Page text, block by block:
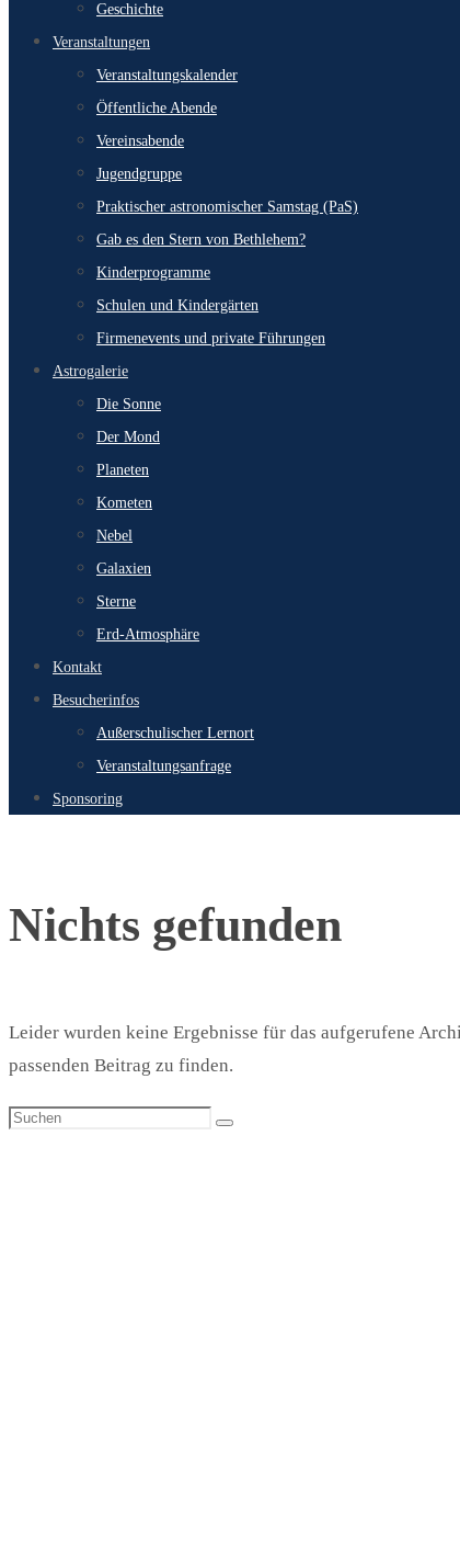
Geschichte
Veranstaltungen
Veranstaltungskalender
Öffentliche Abende
Vereinsabende
Jugendgruppe
Praktischer astronomischer Samstag (PaS)
Gab es den Stern von Bethlehem?
Kinderprogramme
Schulen und Kindergärten
Firmenevents und private Führungen
Astrogalerie
Die Sonne
Der Mond
Planeten
Kometen
Nebel
Galaxien
Sterne
Erd-Atmosphäre
Kontakt
Besucherinfos
Außerschulischer Lernort
Veranstaltungsanfrage
Sponsoring
Nichts gefunden
Leider wurden keine Ergebnisse für das aufgerufene
passenden Beitrag zu finden.
Suchen
Suchen